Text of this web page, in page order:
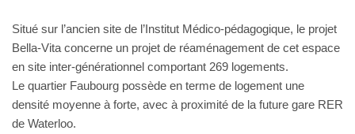
Situé sur l’ancien site de l’Institut Médico-pédagogique, le projet
Bella-Vita concerne un projet de réaménagement de cet espace
en site inter-générationnel comportant 269 logements.
Le quartier Faubourg possède en terme de logement une
densité moyenne à forte, avec à proximité de la future gare RER
de Waterloo.